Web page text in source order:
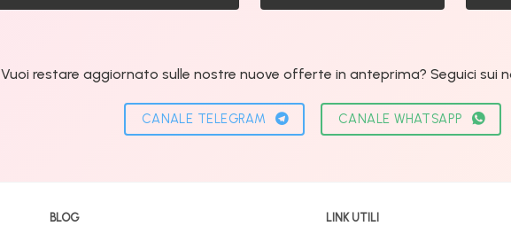
Vuoi restare aggiornato sulle nostre nuove offerte in anteprima? Seguici sui
CANALE TELEGRAM CANALE WHATSAPP
BLOG LINK UTILI